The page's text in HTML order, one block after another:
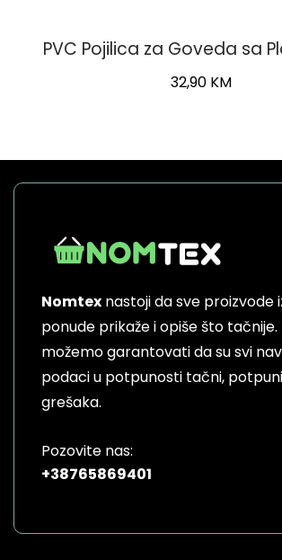
PVC Pojilica za Goveda sa
32,90 KM
Nomtex nastoji da sve proizvode
ponude prikaže i opiše što tačnije.
možemo garantovati da su svi
podaci u potpunosti tačni,
grešaka.
Pozovite nas:
+38765869401